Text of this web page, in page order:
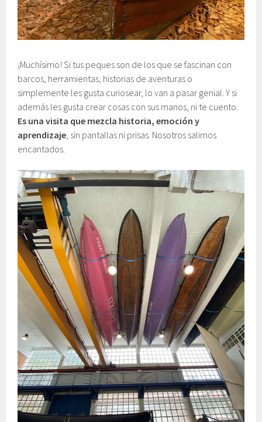
¡Muchísimo! Si tus peques son de los que se fascinan con
barcos, herramientas, historias de aventuras o
simplemente les gusta curiosear, lo van a pasar genial. Y si
además les gusta crear cosas con sus manos, ni te cuento.
Es una visita que mezcla historia, emoción y
aprendizaje , sin pantallas ni prisas. Nosotros salimos
encantados.